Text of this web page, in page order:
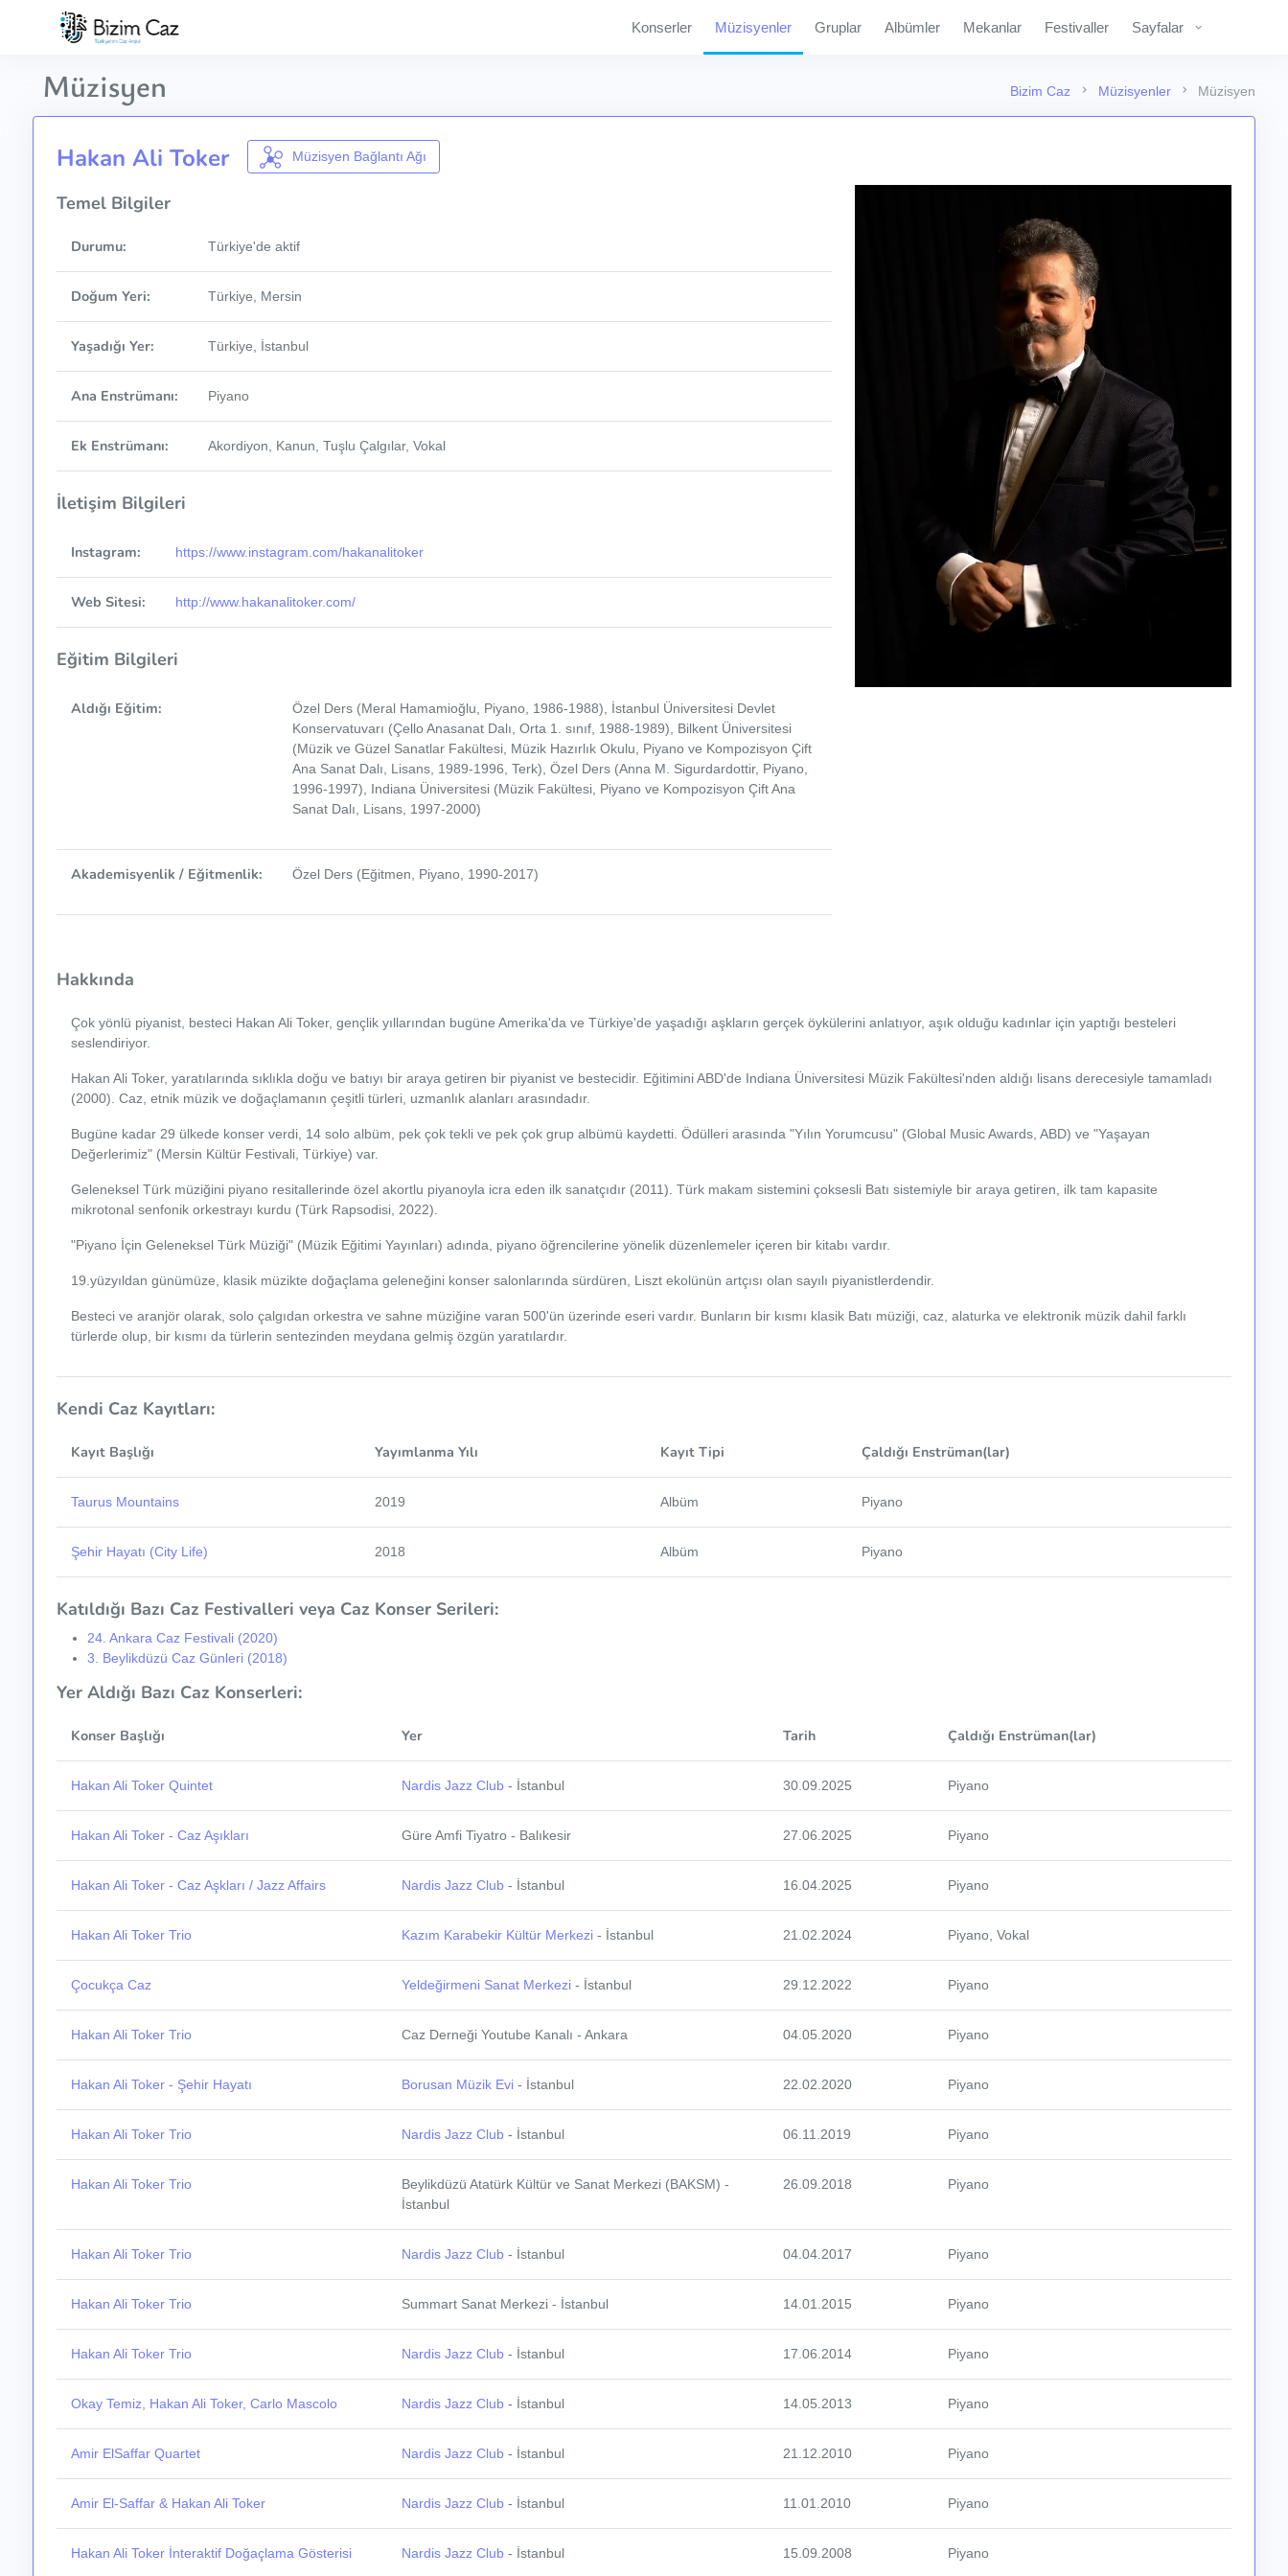
Konserler Müzisyenler Gruplar Albümler Mekanlar Festivaller Sayfalar
Bizim Caz Müzisyenler Müzisyen
Müzisyen
Hakan Ali Toker Müzisyen Bağlantı Ağı
Temel Bilgiler
Durumu: Türkiye'de aktif
Doğum Yeri: Türkiye, Mersin
Yaşadığı Yer: Türkiye, İstanbul
Ana Enstrümanı: Piyano
Ek Enstrümanı: Akordiyon, Kanun, Tuşlu Çalgılar, Vokal
İletişim Bilgileri
Instagram: https://www.instagram.com/hakanalitoker
Web Sitesi: http://www.hakanalitoker.com/
Eğitim Bilgileri
Aldığı Eğitim:
Özel Ders (Meral Hamamioğlu, Piyano, 1986-1988), İstanbul Üniversitesi Devlet
Konservatuvarı (Çello Anasanat Dalı, Orta 1. sınıf, 1988-1989), Bilkent Üniversitesi
(Müzik ve Güzel Sanatlar Fakültesi, Müzik Hazırlık Okulu, Piyano ve Kompozisyon Çift
Ana Sanat Dalı, Lisans, 1989-1996, Terk), Özel Ders (Anna M. Sigurdardottir, Piyano,
1996-1997), Indiana Üniversitesi (Müzik Fakültesi, Piyano ve Kompozisyon Çift Ana
Sanat Dalı, Lisans, 1997-2000)
Akademisyenlik / Eğitmenlik: Özel Ders (Eğitmen, Piyano, 1990-2017)
Hakkında
Çok yönlü piyanist, besteci Hakan Ali Toker, gençlik yıllarından bugüne Amerika'da ve Türkiye'de yaşadığı aşkların gerçek öykülerini anlatıyor, aşık olduğu kadınlar için yaptığı besteleri
seslendiriyor.
Hakan Ali Toker, yaratılarında sıklıkla doğu ve batıyı bir araya getiren bir piyanist ve bestecidir. Eğitimini ABD'de Indiana Üniversitesi Müzik Fakültesi'nden aldığı lisans derecesiyle tamamladı
(2000). Caz, etnik müzik ve doğaçlamanın çeşitli türleri, uzmanlık alanları arasındadır.
Bugüne kadar 29 ülkede konser verdi, 14 solo albüm, pek çok tekli ve pek çok grup albümü kaydetti. Ödülleri arasında "Yılın Yorumcusu" (Global Music Awards, ABD) ve "Yaşayan
Değerlerimiz" (Mersin Kültür Festivali, Türkiye) var.
Geleneksel Türk müziğini piyano resitallerinde özel akortlu piyanoyla icra eden ilk sanatçıdır (2011). Türk makam sistemini çoksesli Batı sistemiyle bir araya getiren, ilk tam kapasite
mikrotonal senfonik orkestrayı kurdu (Türk Rapsodisi, 2022).
"Piyano İçin Geleneksel Türk Müziği" (Müzik Eğitimi Yayınları) adında, piyano öğrencilerine yönelik düzenlemeler içeren bir kitabı vardır.
19.yüzyıldan günümüze, klasik müzikte doğaçlama geleneğini konser salonlarında sürdüren, Liszt ekolünün artçısı olan sayılı piyanistlerdendir.
Besteci ve aranjör olarak, solo çalgıdan orkestra ve sahne müziğine varan 500'ün üzerinde eseri vardır. Bunların bir kısmı klasik Batı müziği, caz, alaturka ve elektronik müzik dahil farklı
türlerde olup, bir kısmı da türlerin sentezinden meydana gelmiş özgün yaratılardır.
Kendi Caz Kayıtları:
Kayıt Başlığı Yayımlanma Yılı Kayıt Tipi Çaldığı Enstrüman(lar)
Taurus Mountains 2019 Albüm Piyano
Şehir Hayatı (City Life) 2018 Albüm Piyano
Katıldığı Bazı Caz Festivalleri veya Caz Konser Serileri:
24. Ankara Caz Festivali (2020)
3. Beylikdüzü Caz Günleri (2018)
Yer Aldığı Bazı Caz Konserleri:
Konser Başlığı Yer Tarih Çaldığı Enstrüman(lar)
Hakan Ali Toker Quintet Nardis Jazz Club- İstanbul 30.09.2025 Piyano
Hakan Ali Toker - Caz Aşıkları Güre Amfi Tiyatro - Balıkesir 27.06.2025 Piyano
Hakan Ali Toker - Caz Aşkları / Jazz Affairs Nardis Jazz Club- İstanbul 16.04.2025 Piyano
Hakan Ali Toker Trio Kazım Karabekir Kültür Merkezi- İstanbul 21.02.2024 Piyano, Vokal
Çocukça Caz Yeldeğirmeni Sanat Merkezi- İstanbul 29.12.2022 Piyano
Hakan Ali Toker Trio Caz Derneği Youtube Kanalı - Ankara 04.05.2020 Piyano
Hakan Ali Toker - Şehir Hayatı Borusan Müzik Evi- İstanbul 22.02.2020 Piyano
Hakan Ali Toker Trio Nardis Jazz Club- İstanbul 06.11.2019 Piyano
Hakan Ali Toker Trio
Beylikdüzü Atatürk Kültür ve Sanat Merkezi (BAKSM) -
İstanbul
26.09.2018 Piyano
Hakan Ali Toker Trio Nardis Jazz Club- İstanbul 04.04.2017 Piyano
Hakan Ali Toker Trio Summart Sanat Merkezi - İstanbul 14.01.2015 Piyano
Hakan Ali Toker Trio Nardis Jazz Club- İstanbul 17.06.2014 Piyano
Okay Temiz, Hakan Ali Toker, Carlo Mascolo Nardis Jazz Club- İstanbul 14.05.2013 Piyano
Amir ElSaffar Quartet Nardis Jazz Club- İstanbul 21.12.2010 Piyano
Amir El-Saffar & Hakan Ali Toker Nardis Jazz Club- İstanbul 11.01.2010 Piyano
Hakan Ali Toker İnteraktif Doğaçlama Gösterisi Nardis Jazz Club- İstanbul 15.09.2008 Piyano